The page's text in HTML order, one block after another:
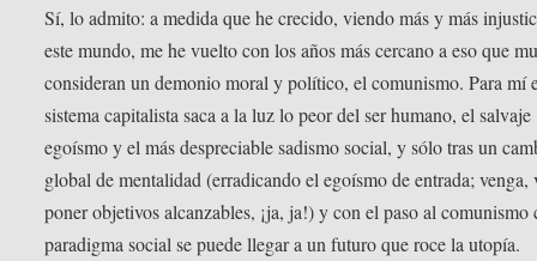
Sí, lo admito: a medida que he crecido, viendo más y más
este mundo, me he vuelto con los años más cercano a eso que
consideran un demonio moral y político, el comunismo. Para mí
sistema capitalista saca a la luz lo peor del ser humano, el salvaje
egoísmo y el más despreciable sadismo social, y sólo tras un
global de mentalidad (erradicando el egoísmo de entrada; venga,
poner objetivos alcanzables, ¡ja, ja!) y con el paso al comunismo
paradigma social se puede llegar a un futuro que roce la utopía.